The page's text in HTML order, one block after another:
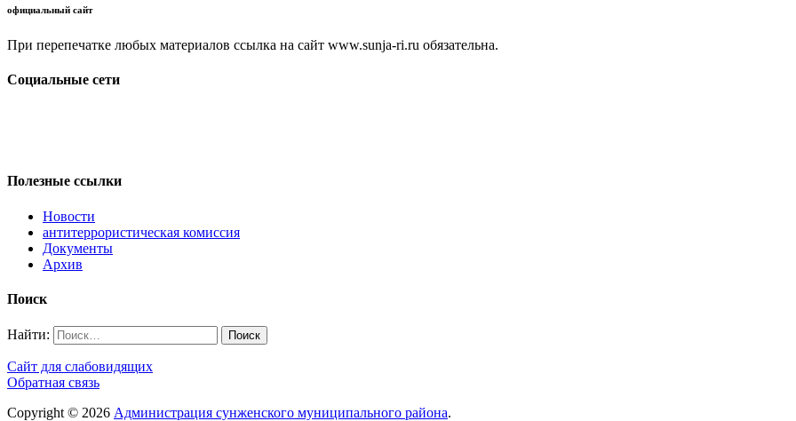
официальный сайт
При перепечатке любых материалов ссылка на сайт www.sunja-ri.ru обязательна.
Социальные сети
Полезные ссылки
Новости
антитеррористическая комиссия
Документы
Архив
Поиск
Найти:
Сайт для слабовидящих
Обратная связь
Copyright © 2026 Администрация сунженского муниципального района.